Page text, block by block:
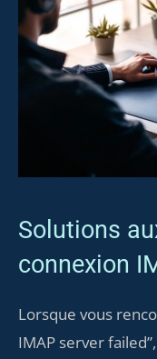
Solutions
connexion
Lorsque vous
IMAP server